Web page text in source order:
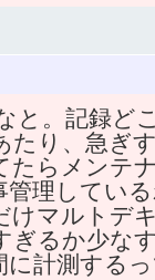
と。記録ど
り、急ぎ
たらメンテ
理してい
マルトデ
るか少な
に計測する